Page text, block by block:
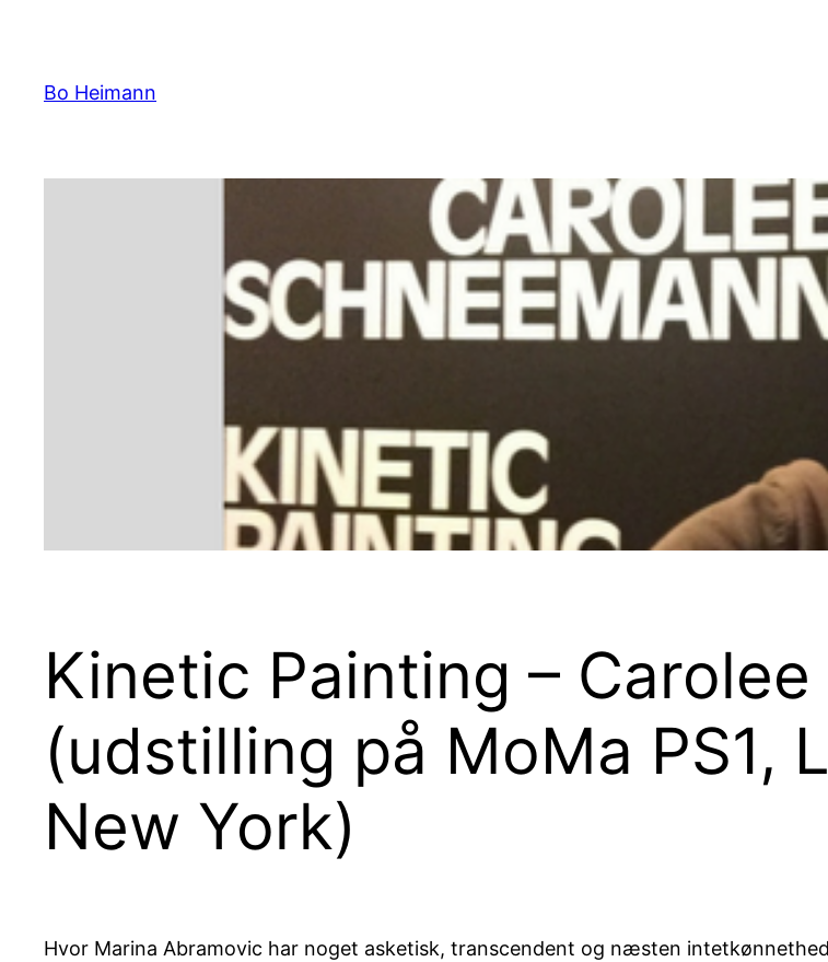
indhold
Bo Heimann
Kinetic Painting –
(udstilling på MoMa PS1,
New York)
Hvor Marina Abramovic har noget asketisk, transcendent og næsten